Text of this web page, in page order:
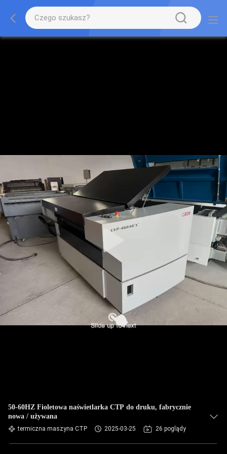
50-60HZ Fioletowa naświetlarka CTP do druku, fabrycznie
nowa / używana
termiczna maszyna CTP 2025-03-25 26 poglądy